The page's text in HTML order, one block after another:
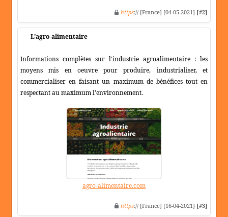
https:// [France] [04-05-2021] [#2]
L'agro-alimentaire
Informations complètes sur l'industrie agroalimentaire : les
moyens mis en oeuvre pour produire, industrialiser, et
commercialiser en faisant un maximum de bénéfices tout en
respectant au maximum l'environnement.
agro-alimentaire.com
https:// [France] [16-04-2021] [#3]